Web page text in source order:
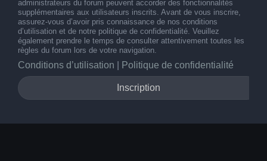
administrateurs du forum peuvent accorder des fonctionnalités
supplémentaires aux utilisateurs inscrits. Avant de vous inscrire,
assurez-vous d’avoir pris connaissance de nos conditions
d’utilisation et de notre politique de confidentialité. Veuillez
également prendre le temps de consulter attentivement toutes les
règles du forum lors de votre navigation.
Conditions d’utilisation Politique de confidentialité
Inscription